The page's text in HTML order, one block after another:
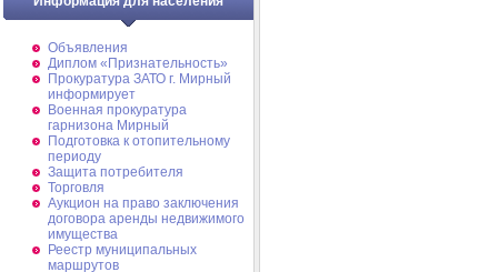
Объявления
Диплом «Признательность»
Прокуратура ЗАТО г. Мирный
информирует
Военная прокуратура
гарнизона Мирный
Подготовка к отопительному
периоду
Защита потребителя
Торговля
Аукцион на право заключения
договора аренды недвижимого
имущества
Реестр муниципальных
маршрутов